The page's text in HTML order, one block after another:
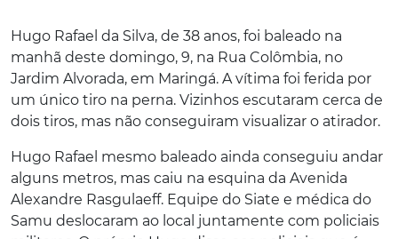
Hugo Rafael da Silva, de 38 anos, foi baleado na
manhã deste domingo, 9, na Rua Colômbia, no
Jardim Alvorada, em Maringá. A vítima foi ferida por
um único tiro na perna. Vizinhos escutaram cerca de
dois tiros, mas não conseguiram visualizar o atirador.
Hugo Rafael mesmo baleado ainda conseguiu andar
alguns metros, mas caiu na esquina da Avenida
Alexandre Rasgulaeff. Equipe do Siate e médica do
Samu deslocaram ao local juntamente com policiais